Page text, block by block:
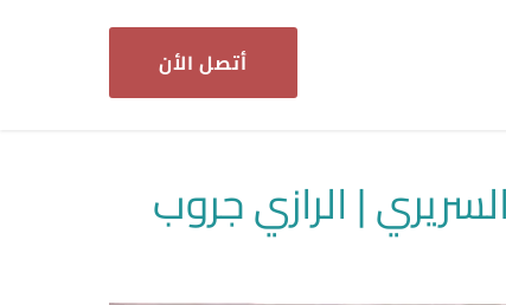
أتصل الأن
| الرازي جروب